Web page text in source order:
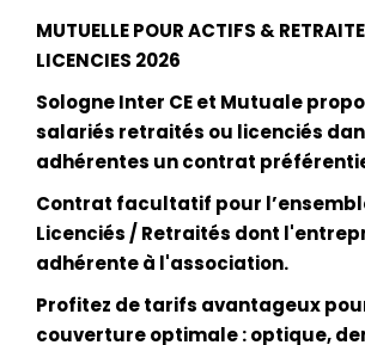
MUTUELLE POUR ACTIFS &
LICENCIES 2026
Sologne Inter CE et Mutuale
salariés retraités ou licenciés
adhérentes un contrat
Contrat facultatif pour
Licenciés / Retraités dont
adhérente à l'association.
Profitez de tarifs avantageux
couverture optimale : optique,